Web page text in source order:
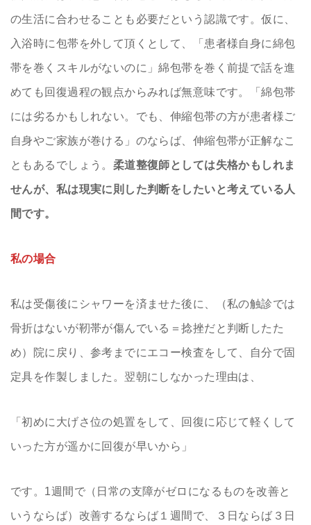
の生活に合わせることも必要だという認識です。仮に、
入浴時に包帯を外して頂くとして、「患者様自身に綿包
帯を巻くスキルがないのに」綿包帯を巻く前提で話を進
めても回復過程の観点からみれば無意味です。「綿包帯
には劣るかもしれない。でも、伸縮包帯の方が患者様ご
自身やご家族が巻ける」のならば、伸縮包帯が正解なこ
ともあるでしょう。 柔道整復師としては失格かもしれま
せんが、私は現実に則した判断をしたいと考えている人
間です。
私の場合
私は受傷後にシャワーを済ませた後に、（私の触診では
骨折はないが靭帯が傷んでいる＝捻挫だと判断したた
め）院に戻り、参考までにエコー検査をして、自分で固
定具を作製しました。翌朝にしなかった理由は、
「初めに大げさ位の処置をして、回復に応じて軽くして
いった方が遥かに回復が早いから」
です。1週間で（日常の支障がゼロになるものを改善と
いうならば）改善するならば１週間で、３日ならば３日